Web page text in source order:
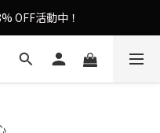
膚效果UP！
OFF活動中！
白光透肌✨
膚效果UP！